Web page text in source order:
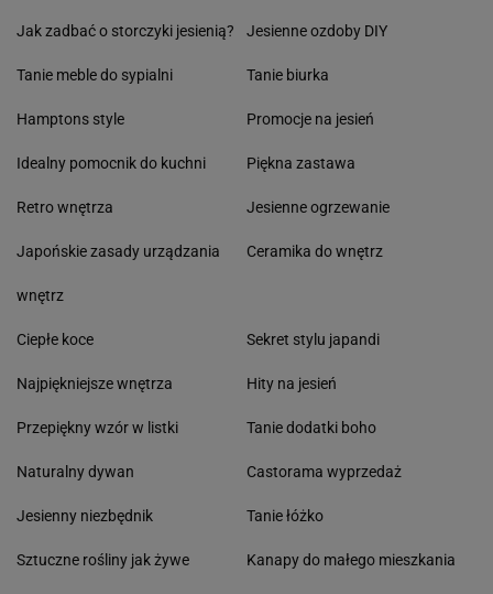
Jak zadbać o storczyki jesienią?
Tanie meble do sypialni
Hamptons style
Idealny pomocnik do kuchni
Retro wnętrza
Japońskie zasady urządzania
wnętrz
Jesienne ozdoby DIY
Tanie biurka
Promocje na jesień
Piękna zastawa
Jesienne ogrzewanie
Ceramika do wnętrz
Ciepłe koce
Najpiękniejsze wnętrza
Przepiękny wzór w listki
Naturalny dywan
Jesienny niezbędnik
Sztuczne rośliny jak żywe
Sekret stylu japandi
Hity na jesień
Tanie dodatki boho
Castorama wyprzedaż
Tanie łóżko
Kanapy do małego mieszkania